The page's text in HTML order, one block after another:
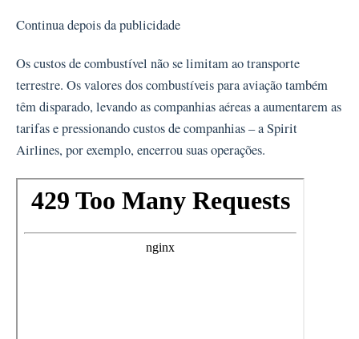
Continua depois da publicidade
Os custos de combustível não se limitam ao transporte
terrestre. Os valores dos combustíveis para aviação também
têm disparado, levando as companhias aéreas a aumentarem as
tarifas e pressionando custos de companhias – a Spirit
Airlines, por exemplo, encerrou suas operações.